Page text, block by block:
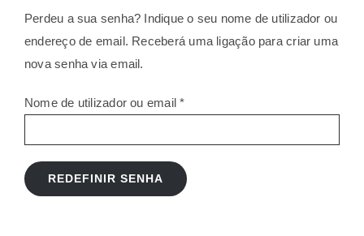
Perdeu a sua senha? Indique o seu nome de utilizador ou
endereço de email. Receberá uma ligação para criar uma
nova senha via email.
Nome de utilizador ou email*Obrigatório
REDEFINIR SENHA